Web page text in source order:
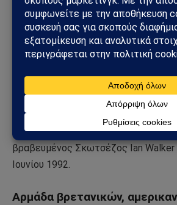
εισβολής και τις δολοφονίες των
βιασμούς και την καταστροφή που
ενόσω είχε συμφωνηθεί εκεχειρία οι
αρχεία κρατείται και αντίτυπο του
Υπάτη Αρμοστεία της Κύπρου στο
«Αττίλας ο Ειρηνοποιός», που
Τύπου και Πληροφοριών της
βραβευμένος Σκωτσέζος Ian Walker
Ιουνίου 1992.
Αρμάδα βρετανικών,